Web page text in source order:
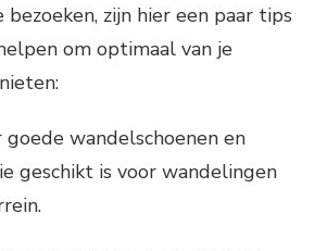
zijn hier een paar tips
om optimaal van je
goede wandelschoenen en
geschikt is voor wandelingen